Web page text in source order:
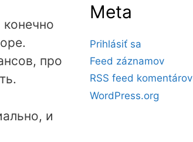
про
и
Meta
Prihlásiť sa
Feed záznamov
RSS feed komentárov
WordPress.org